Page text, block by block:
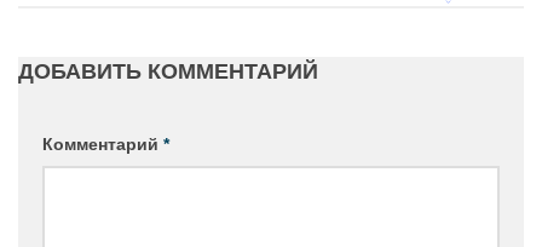
ДОБАВИТЬ КОММЕНТАРИЙ
Комментарий *